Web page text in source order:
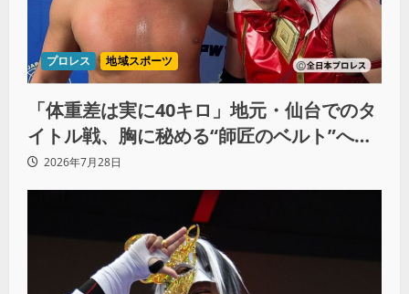
プロレス 地域スポーツ
「体重差は実に40キロ」地元・仙台でのタ
イトル戦、胸に秘める“師匠のベルト”への
想いと同期決戦への決意
2026年7月28日